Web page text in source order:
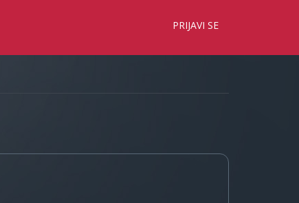
PRIJAVI SE